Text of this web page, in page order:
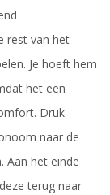
rest van het
Je hoeft hem
het een
Druk
naar de
Aan het einde
terug naar